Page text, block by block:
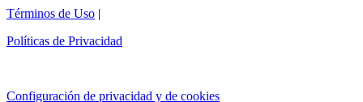
Términos de Uso |
Políticas de Privacidad
Configuración de privacidad y de cookies